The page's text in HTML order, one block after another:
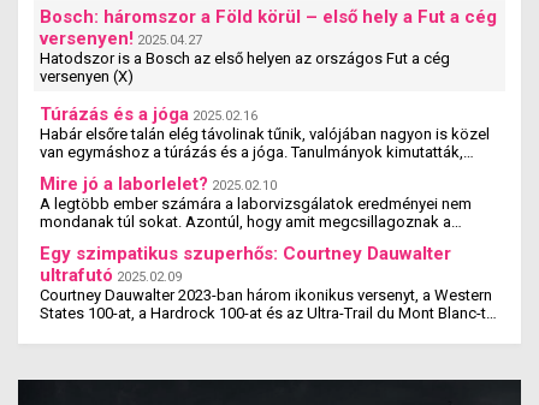
Bosch: háromszor a Föld körül – első hely a Fut a cég
versenyen! 2025.04.27
Hatodszor is a Bosch az első helyen az országos Fut a cég
versenyen (X)
Túrázás és a jóga 2025.02.16
Habár elsőre talán elég távolinak tűnik, valójában nagyon is közel
van egymáshoz a túrázás és a jóga. Tanulmányok kimutatták,
Mire jó a laborlelet? 2025.02.10
A legtöbb ember számára a laborvizsgálatok eredményei nem
mondanak túl sokat. Azontúl, hogy amit megcsillagoznak a
Egy szimpatikus szuperhős: Courtney Dauwalter
ultrafutó 2025.02.09
Courtney Dauwalter 2023-ban három ikonikus versenyt, a Western
States 100-at, a Hardrock 100-at és az Ultra-Trail du Mont Blanc-t